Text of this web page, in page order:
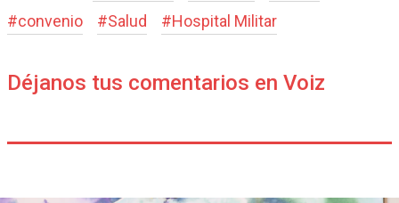
#convenio #Salud #Hospital Militar
Déjanos tus comentarios en Voiz